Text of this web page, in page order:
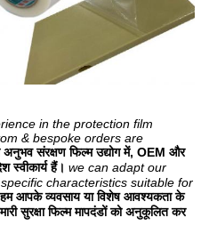
in the protection film
& bespoke orders are
अनुभव संरक्षण फिल्म उद्योग में, OEM और
हैं। we can adapt our
characteristics suitable for
हम आपके व्यवसाय या विशेष आवश्यकता के
सुरक्षा फिल्म मापदंडों को अनुकूलित कर